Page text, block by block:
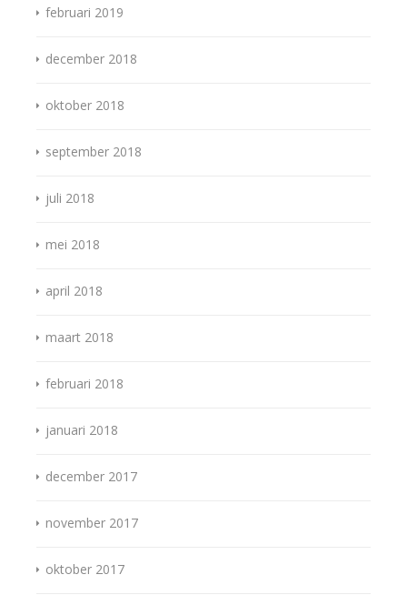
februari 2019
december 2018
oktober 2018
september 2018
juli 2018
mei 2018
april 2018
maart 2018
februari 2018
januari 2018
december 2017
november 2017
oktober 2017